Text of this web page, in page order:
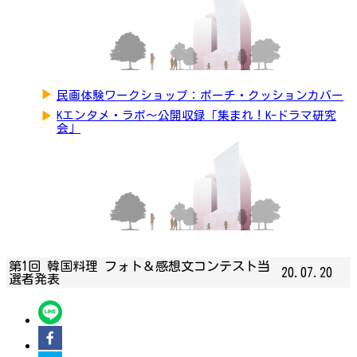
▶ 民画体験ワークショップ：ポーチ・クッションカバー
▶ Kエンタメ・ラボ～公開収録「集まれ！K-ドラマ研究
会」
第1回 韓国料理 フォト＆感想文コンテスト当
選者発表
20.07.20